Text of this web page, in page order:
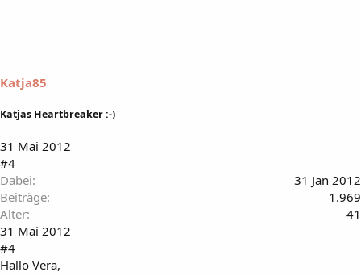
Katja85
Katjas Heartbreaker :-)
31 Mai 2012
#4
Dabei
31 Jan 2012
Beiträge
1.969
Alter
41
31 Mai 2012
#4
Hallo Vera,